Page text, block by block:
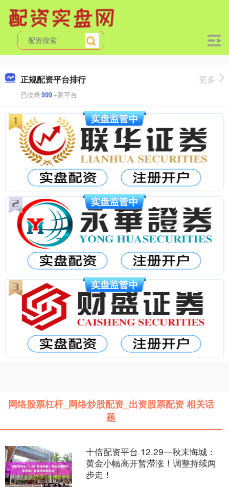
正规配资平台排行
已收录999+家平台
更多
网络股票杠杆_网络炒股配资_出资股票配资 相关话
题
十倍配资平台 12.29—秋末悔城：
黄金小幅高开暂滞涨！调整持续两
步走！